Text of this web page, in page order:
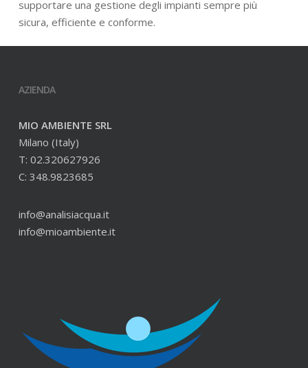
supportare una gestione degli impianti sempre più
sicura, efficiente e conforme.
AZIENDA
MIO AMBIENTE SRL
Milano (Italy)
T: 02.320627926
C: 348.9823685
info@analisiacqua.it
info@mioambiente.it